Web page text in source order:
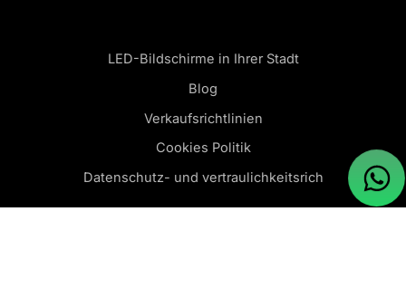
LED-Bildschirme in Ihrer Stadt
Blog
Verkaufsrichtlinien
Cookies Politik
Datenschutz- und vertraulichkeitsrich